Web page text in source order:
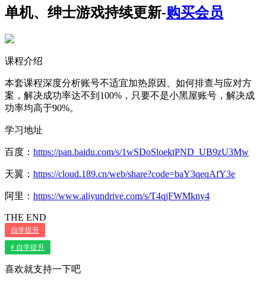
单机、绅士游戏持续更新-购买会员
课程介绍
本套课程深度分析账号不适宜加热原因、如何排查与应对方
案，解决成功率达不到100%，只要不是小黑屋账号，解决成
功率均高于90%。
学习地址
百度： https://pan.baidu.com/s/1wSDoSloektPND_UB9zU3Mw
天翼： https://cloud.189.cn/web/share?code=baY3qeqAfY3e
阿里： https://www.aliyundrive.com/s/T4qjFWMkny4
THE END
自学提升
# 自学提升
喜欢就支持一下吧